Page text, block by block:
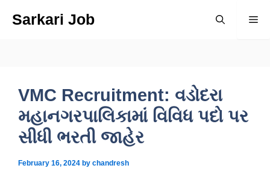
Sarkari Job
VMC Recruitment: વડોદરા
મહાનગરપાલિકામાં વિવિધ પદો પર
સીધી ભરતી જાહેર
February 16, 2024 by chandresh